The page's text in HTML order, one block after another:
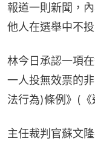
報道一則新聞，
他人在選舉中不
林今日承認一項
一人投無效票的
法行為)條例》(
主任裁判官蘇文